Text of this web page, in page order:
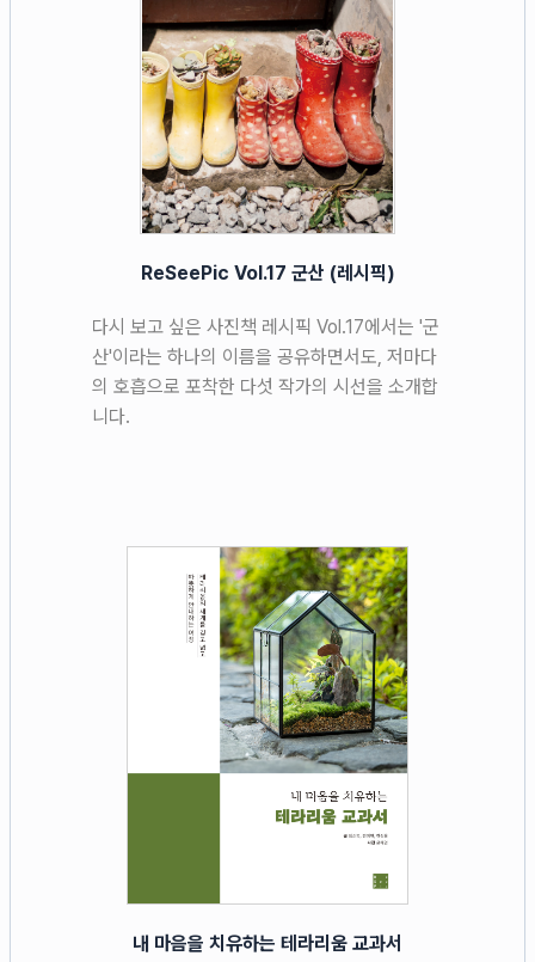
ReSeePic Vol.17 군산 (레시픽)
다시 보고 싶은 사진책 레시픽 Vol.17에서는 '군
산'이라는 하나의 이름을 공유하면서도, 저마다
의 호흡으로 포착한 다섯 작가의 시선을 소개합
니다.
내 마음을 치유하는 테라리움 교과서